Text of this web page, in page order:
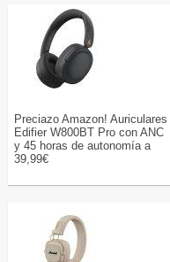
Preciazo Amazon! Auriculares
Edifier W800BT Pro con ANC
y 45 horas de autonomía a
39,99€